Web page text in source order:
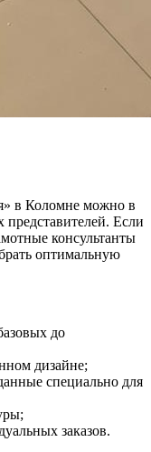
в Коломне можно в
Если
консультанты
оптимальную
до
дизайне;
специально для
заказов.